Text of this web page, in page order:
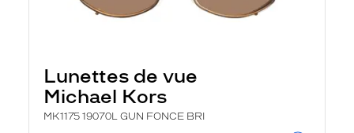
Lunettes de vue
Michael Kors
MK1175 19070L GUN FONCE BRI